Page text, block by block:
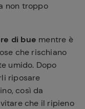
non troppo
di bue mentre è
che rischiano
umido. Dopo
riposare
così da
che il ripieno